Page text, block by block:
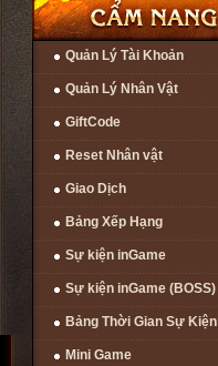
Quản Lý Tài Khoản
Quản Lý Nhân Vật
GiftCode
Reset Nhân vật
Giao Dịch
Bảng Xếp Hạng
Sự kiện inGame
Sự kiện inGame (BOSS)
Bảng Thời Gian Sự Kiện
Mini Game